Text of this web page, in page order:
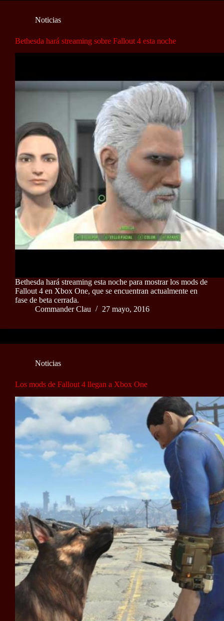
Noticias
Bethesda hará streaming sobre Fallout 4 esta noche
Bethesda hará streaming esta noche para mostrar los mods de
Fallout 4 en Xbox One, que se encuentran actualmente en
fase de beta cerrada.
Commander Clau
27 mayo, 2016
Noticias
Los mods de Fallout 4 llegan a Xbox One